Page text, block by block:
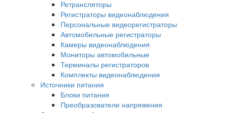
Ретрансляторы
Регистраторы видеонаблюдения
Персональные видеорегистраторы
Автомобильные регистраторы
Камеры видеонаблюдения
Мониторы автомобильные
Терминалы регистраторов
Комплекты видеонаблюдения
Источники питания
Блоки питания
Преобразователи напряжения